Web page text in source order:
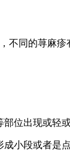
不同的荨麻
位出现或轻或
小段或者是